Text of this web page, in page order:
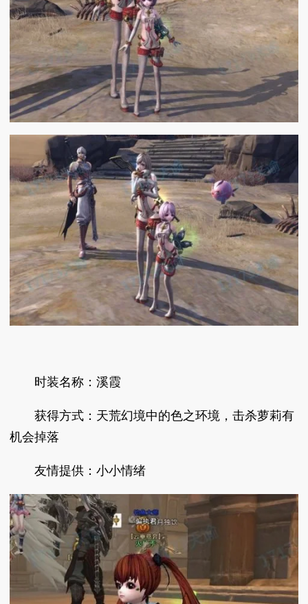
时装名称：溪霞
获得方式：天荒幻境中的色之环境，击杀萝莉有
机会掉落
友情提供：小小情绪